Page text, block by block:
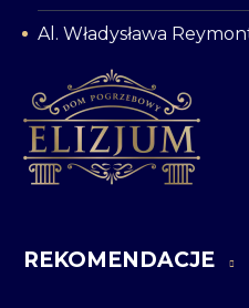
Al. Władysława
REKOMENDACJE